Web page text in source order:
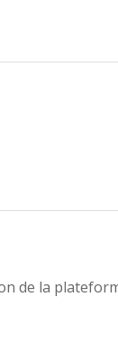
de la